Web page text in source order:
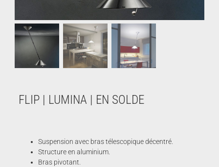
FLIP | LUMINA | EN SOLDE
Suspension avec bras télescopique décentré.
Structure en aluminium.
Bras pivotant.